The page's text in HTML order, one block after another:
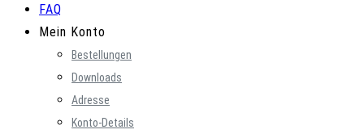
FAQ
Mein Konto
Bestellungen
Downloads
Adresse
Konto-Details